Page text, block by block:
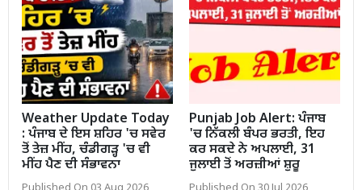
Weather Update Today
: ਪੰਜਾਬ ਦੇ ਇਸ ਸ਼ਹਿਰ 'ਚ ਸਵੇਰ
ਤੋਂ ਤੇਜ਼ ਮੀਂਹ, ਚੰਡੀਗੜ੍ਹ 'ਚ ਵੀ
ਮੀਂਹ ਪੈਣ ਦੀ ਸੰਭਾਵਨਾ
Punjab Job Alert: ਪੰਜਾਬ
'ਚ ਨਿੱਕਲੀ ਬੰਪਰ ਭਰਤੀ, ਇਹ
ਕਰ ਸਕਦੇ ਨੇ ਅਪਲਾਈ, 31
ਜੁਲਾਈ ਤੋਂ ਅਰਜ਼ੀਆਂ ਸ਼ੁਰੂ